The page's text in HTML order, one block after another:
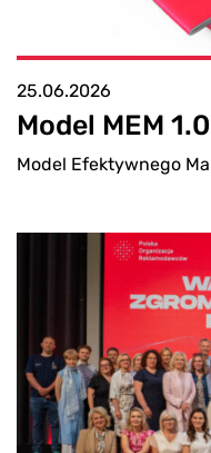
25.06.2026
Model MEM 1.0
Model Efektywnego